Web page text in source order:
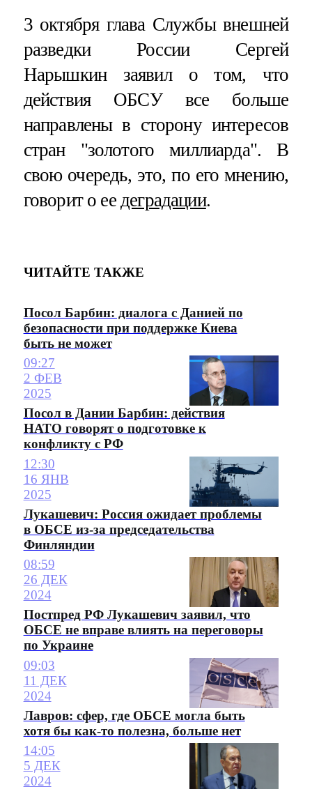
3 октября глава Службы внешней
разведки России Сергей
Нарышкин заявил о том, что
действия ОБСУ все больше
направлены в сторону интересов
стран "золотого миллиарда". В
свою очередь, это, по его мнению,
говорит о ее деградации.
ЧИТАЙТЕ ТАКЖЕ
Посол Барбин: диалога с Данией по
безопасности при поддержке Киева
быть не может
09:27
2 ФЕВ
2025
Посол в Дании Барбин: действия
НАТО говорят о подготовке к
конфликту с РФ
12:30
16 ЯНВ
2025
Лукашевич: Россия ожидает проблемы
в ОБСЕ из-за председательства
Финляндии
08:59
26 ДЕК
2024
Постпред РФ Лукашевич заявил, что
ОБСЕ не вправе влиять на переговоры
по Украине
09:03
11 ДЕК
2024
Лавров: сфер, где ОБСЕ могла быть
хотя бы как-то полезна, больше нет
14:05
5 ДЕК
2024